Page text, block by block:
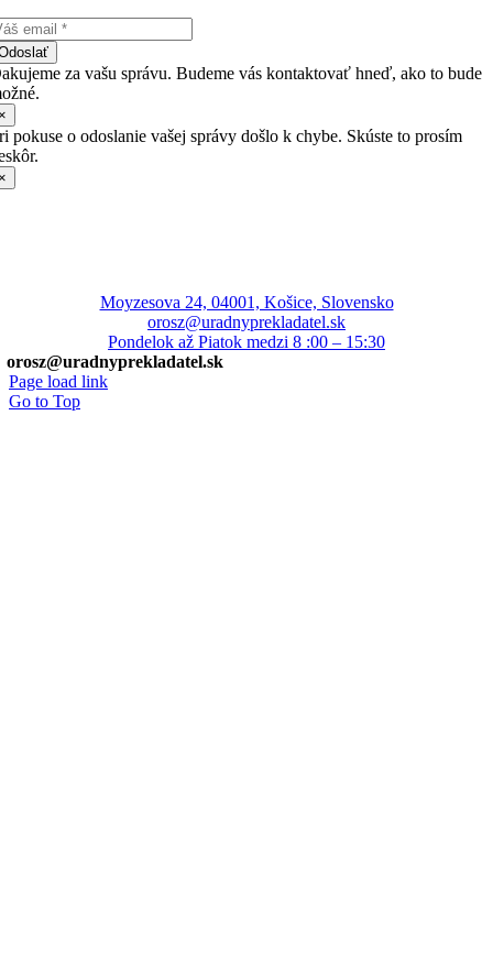
za vašu správu. Budeme vás kontaktovať hneď, ako to bude
pokuse o odoslanie vašej správy došlo k chybe. Skúste to prosím
Moyzesova 24, 04001, Košice, Slovensko
orosz@uradnyprekladatel.sk
Pondelok až Piatok medzi 8 :00 – 15:30
orosz@uradnyprekladatel.sk
Page load link
Go to Top